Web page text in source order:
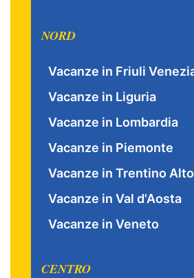
NORD
Vacanze in Friuli
Vacanze in Liguria
Vacanze in Lombardia
Vacanze in Piemonte
Vacanze in Trentino
Vacanze in Val d'Aosta
Vacanze in Veneto
CENTRO